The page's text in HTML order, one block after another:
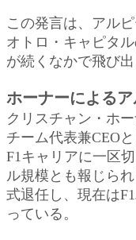
この発言は、アル
オトロ・キャピタ
が続くなかで飛び出
ホーナーによる
クリスチャン・ホ
チーム代表兼CEO
F1キャリアに一区
ル規模とも報じら
式退任し、現在は
っている。